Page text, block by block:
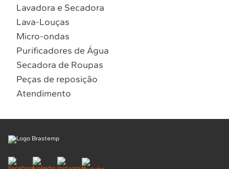
Lavadora e Secadora
Lava-Louças
Micro-ondas
Purificadores de Água
Secadora de Roupas
Peças de reposição
Atendimento